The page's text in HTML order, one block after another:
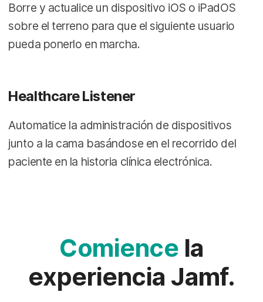
Borre y actualice un dispositivo iOS o iPadOS
sobre el terreno para que el siguiente usuario
pueda ponerlo en marcha.
Healthcare Listener
Automatice la administración de dispositivos
junto a la cama basándose en el recorrido del
paciente en la historia clínica electrónica.
Comience la
experiencia Jamf.